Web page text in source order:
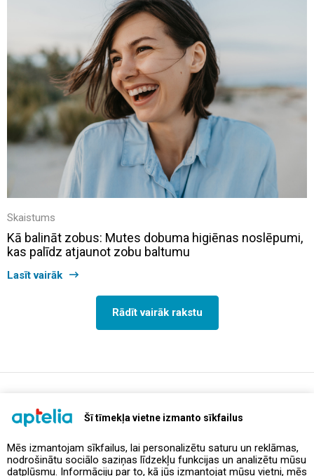
Šī tīmekļa vietne izmanto sīkfailus
Mēs izmantojam sīkfailus, lai personalizētu saturu un reklāmas,
nodrošinātu sociālo saziņas līdzekļu funkcijas un analizētu mūsu
datplūsmu. Informāciju par to, kā jūs izmantojat mūsu vietni, mēs
Skaistums
Kā balināt zobus: Mutes dobuma higiēnas noslēpumi,
kas palīdz atjaunot zobu baltumu
Lasīt vairāk
Rādīt vairāk rakstu
Piedāvājumi un akcijas